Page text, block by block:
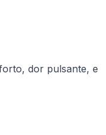
dor pulsante, e